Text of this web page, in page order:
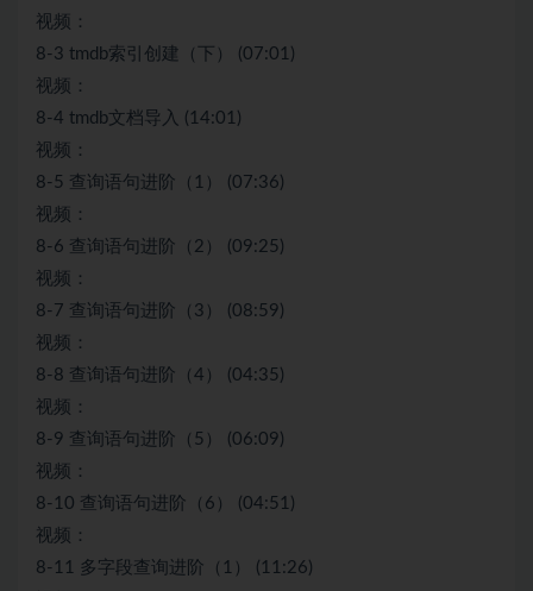
视频：
8-3 tmdb索引创建（下） (07:01)
视频：
8-4 tmdb文档导入 (14:01)
视频：
8-5 查询语句进阶（1） (07:36)
视频：
8-6 查询语句进阶（2） (09:25)
视频：
8-7 查询语句进阶（3） (08:59)
视频：
8-8 查询语句进阶（4） (04:35)
视频：
8-9 查询语句进阶（5） (06:09)
视频：
8-10 查询语句进阶（6） (04:51)
视频：
8-11 多字段查询进阶（1） (11:26)